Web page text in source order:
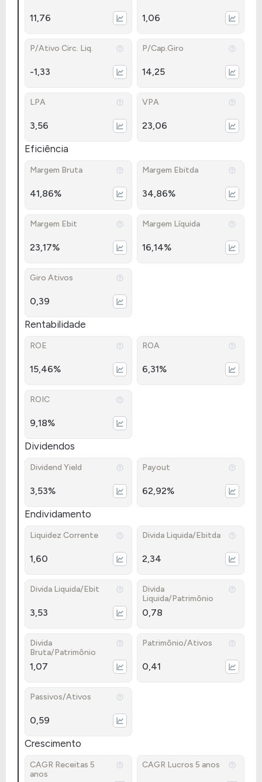
11,76 1,06
P/Ativo Circ. Liq.
-1,33
P/Cap.Giro
14,25
LPA
3,56
VPA
23,06
Eficiência
Margem Bruta
41,86%
Margem Ebitda
34,86%
Margem Ebit
23,17%
Margem Líquida
16,14%
Giro Ativos
0,39
Rentabilidade
ROE
15,46%
ROA
6,31%
ROIC
9,18%
Dividendos
Dividend Yield
3,53%
Payout
62,92%
Endividamento
Liquidez Corrente
1,60
Divida Liquida/Ebitda
2,34
Divida Liquida/Ebit
3,53
Divida
Liquida/Patrimônio
0,78
Divida
Bruta/Patrimônio
1,07
Patrimônio/Ativos
0,41
Passivos/Ativos
0,59
Crescimento
CAGR Receitas 5
anos
CAGR Lucros 5 anos